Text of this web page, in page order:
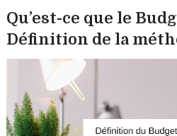
Qu’est-ce que le
Définition de la